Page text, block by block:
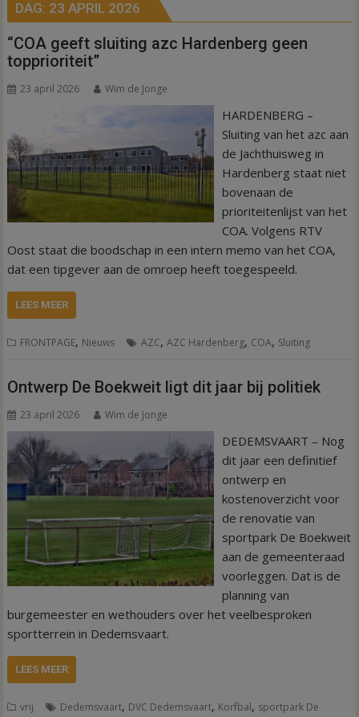
DAG: 23 APRIL 2026
“COA geeft sluiting azc Hardenberg geen
topprioriteit”
23 april 2026 Wim de Jonge
HARDENBERG –
Sluiting van het azc aan
de Jachthuisweg in
Hardenberg staat niet
bovenaan de
prioriteitenlijst van het
COA. Volgens RTV
Oost staat die boodschap in een intern memo van het COA,
dat een tipgever aan de omroep heeft toegespeeld.
LEES MEER
FRONTPAGE, Nieuws AZC,AZC Hardenberg, COA, Sluiting
Ontwerp De Boekweit ligt dit jaar bij politiek
23 april 2026 Wim de Jonge
DEDEMSVAART – Nog
dit jaar een definitief
ontwerp en
kostenoverzicht voor
de renovatie van
sportpark De Boekweit
aan de gemeenteraad
voorleggen. Dat is de
planning van
burgemeester en wethouders over het veelbesproken
sportterrein in Dedemsvaart.
LEES MEER
vrij Dedemsvaart, DVC Dedemsvaart, Korfbal, sportpark De